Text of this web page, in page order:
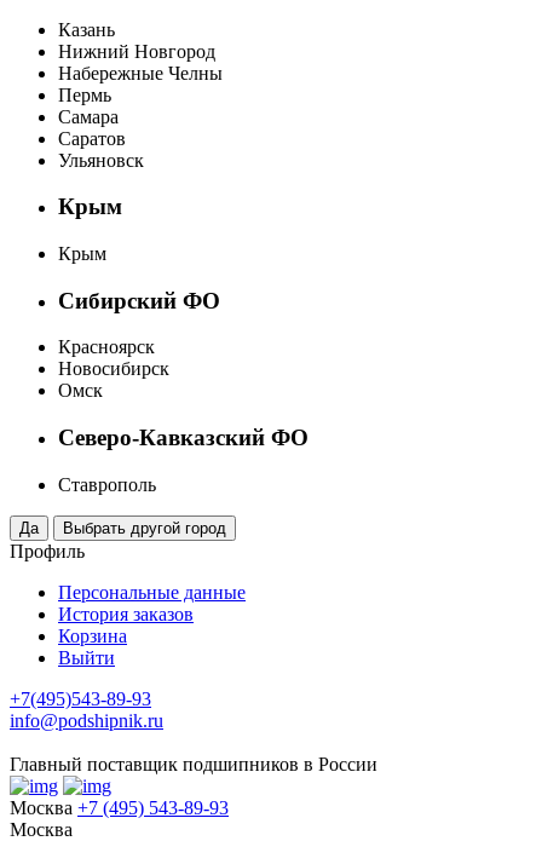
Казань
Нижний Новгород
Набережные Челны
Пермь
Самара
Саратов
Ульяновск
Крым
Крым
Сибирский ФО
Красноярск
Новосибирск
Омск
Северо-Кавказский ФО
Ставрополь
Профиль
Персональные данные
История заказов
Корзина
Выйти
+7(495)543-89-93
info@podshipnik.ru
Главный поставщик подшипников в России
Москва +7 (495) 543-89-93
Москва